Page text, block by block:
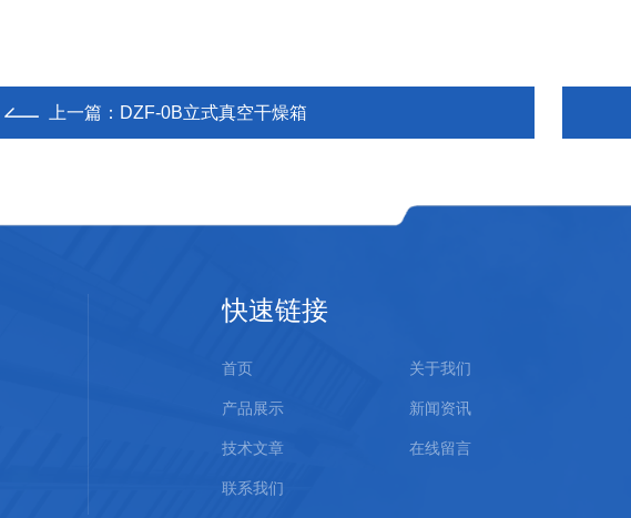
上一篇： DZF-0B立式真空干燥箱
快速链接
首页 关于我们
产品展示 新闻资讯
技术文章 在线留言
联系我们